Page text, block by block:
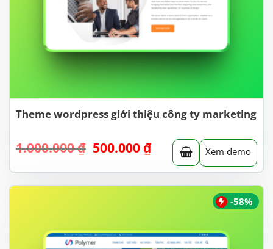
Theme wordpress giới thiệu công ty marketing
1.000.000₫ Giá
là:
1.000.000 ₫.
500.000 ₫Giá
hiện
tại
là:
Xem demo
-58%